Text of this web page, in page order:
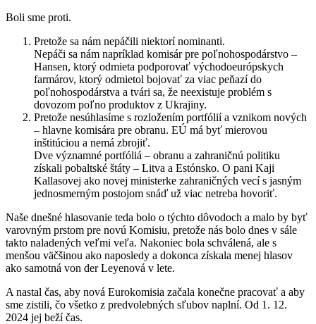
Boli sme proti.
Pretože sa nám nepáčili niektorí nominanti.
Nepáči sa nám napríklad komisár pre poľnohospodárstvo –
Hansen, ktorý odmieta podporovať východoeurópskych
farmárov, ktorý odmietol bojovať za viac peňazí do
poľnohospodárstva a tvári sa, že neexistuje problém s
dovozom poľno produktov z Ukrajiny.
Pretože nesúhlasíme s rozložením portfólií a vznikom nových
– hlavne komisára pre obranu. EÚ má byť mierovou
inštitúciou a nemá zbrojiť.
Dve významné portfóliá – obranu a zahraničnú politiku
získali pobaltské štáty – Litva a Estónsko. O pani Kaji
Kallasovej ako novej ministerke zahraničných vecí s jasným
jednosmerným postojom snáď už viac netreba hovoriť.
Naše dnešné hlasovanie teda bolo o týchto dôvodoch a malo by byť
varovným prstom pre novú Komisiu, pretože nás bolo dnes v sále
takto naladených veľmi veľa. Nakoniec bola schválená, ale s
menšou väčšinou ako naposledy a dokonca získala menej hlasov
ako samotná von der Leyenová v lete.
A nastal čas, aby nová Eurokomisia začala konečne pracovať a aby
sme zistili, čo všetko z predvolebných sľubov naplní. Od 1. 12.
2024 jej beží čas.